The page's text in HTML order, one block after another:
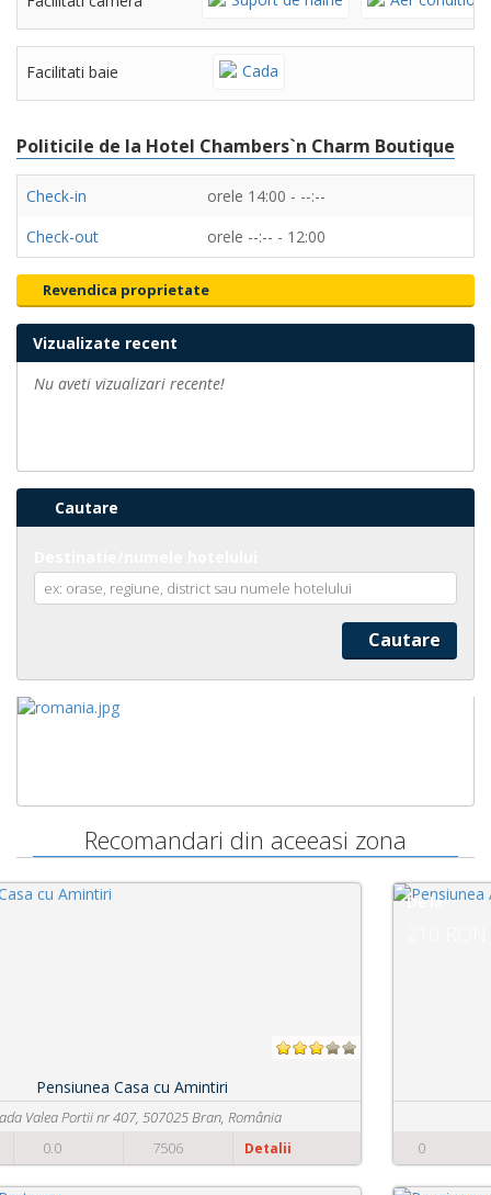
Facilitati baie Cada
Politicile de la Hotel Chambers`n Charm Boutique
Check-in
orele 14:00 - --:--
Check-out
orele --:-- - 12:00
Revendica proprietate
Vizualizate recent
Nu aveti vizualizari recente!
Cautare
Recomandari din aceeasi zona
De la
Pensiunea Ambient
62 Iuliu Maniu St., 500091 Brașov, România
0
0.0 3294